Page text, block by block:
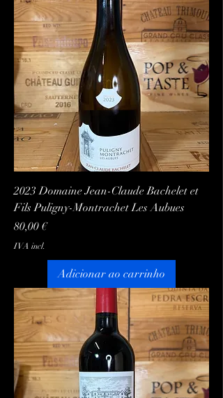
2023 Domaine Jean-Claude Bachelet et
Fils Puligny-Montrachet Les Aubues
Preço
80,00 €
IVA incl.
Adicionar ao carrinho